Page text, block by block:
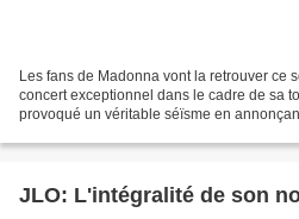
Les fans de Madonna vont la retrouver ce
concert exceptionnel dans le cadre de sa
provoqué un véritable séïsme en
JLO: L'intégralité de son